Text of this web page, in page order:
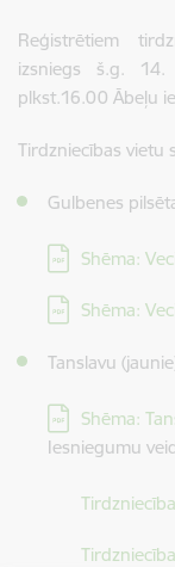
Reģistrētiem
izsniegs š.g.
plkst.16.00 Ābeļu
Tirdzniecības vietu
Gulbenes
Lejupielādēt:
Shēma:
Lejupielādēt:
Shēma:
Tanslavu
Lejupielādēt:
Shēma:
Iesniegumu
Lejupielādēt:
Lejupielādēt: